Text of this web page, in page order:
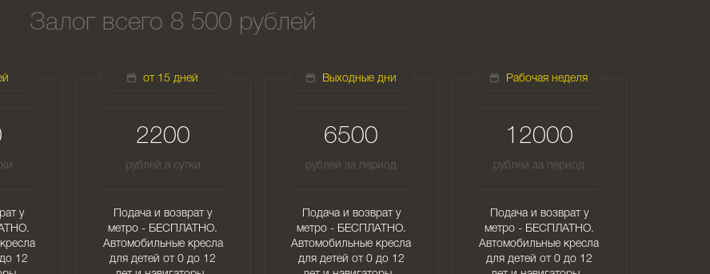
Залог всего 8 500 рублей
у
12
от 15 дней
2200
рублей в сутки
Подача и возврат у
метро - БЕСПЛАТНО.
Автомобильные кресла
для детей от 0 до 12
Выходные дни
6500
рублей за период
Подача и возврат у
метро - БЕСПЛАТНО.
Автомобильные кресла
для детей от 0 до 12
Рабочая неделя
12000
рублей за период
Подача и возврат у
метро - БЕСПЛАТНО.
Автомобильные кресла
для детей от 0 до 12